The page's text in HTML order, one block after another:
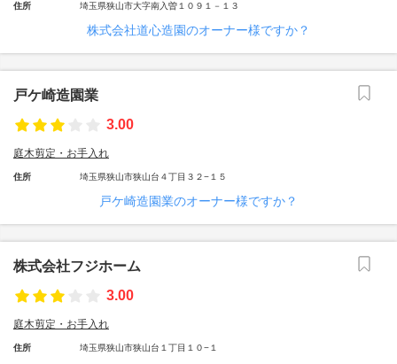
住所 埼玉県狭山市大字南入曽１０９１－１３
株式会社道心造園のオーナー様ですか？
戸ケ崎造園業
3.00
庭木剪定・お手入れ
住所 埼玉県狭山市狭山台４丁目３２−１５
戸ケ崎造園業のオーナー様ですか？
株式会社フジホーム
3.00
庭木剪定・お手入れ
住所 埼玉県狭山市狭山台１丁目１０−１